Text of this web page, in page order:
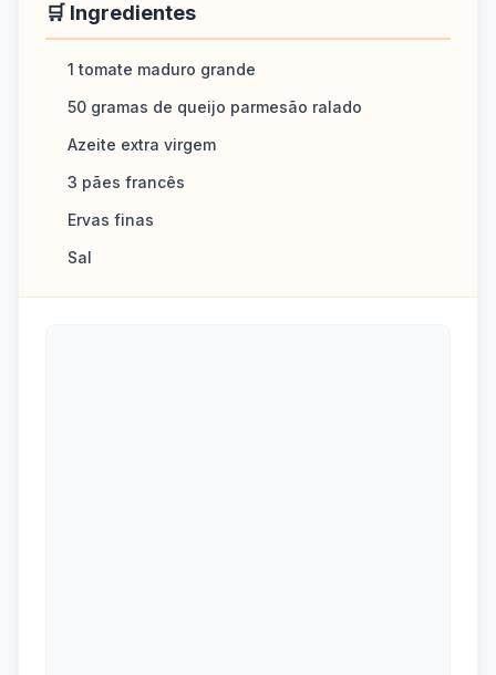
🛒 Ingredientes
1 tomate maduro grande
50 gramas de queijo parmesão ralado
Azeite extra virgem
3 pães francês
Ervas finas
Sal